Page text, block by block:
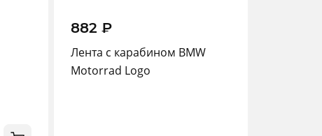
882 ₽
Лента с карабином BMW
Motorrad Logo